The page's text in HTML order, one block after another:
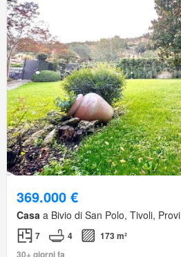
369.000 €
Casa a Bivio di San Polo, Tivoli,
7 4
173 m²
30+ giorni fa